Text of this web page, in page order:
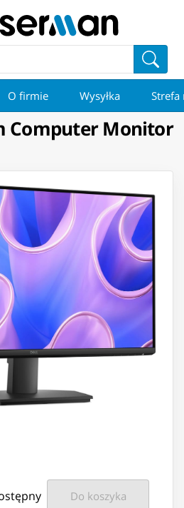
O firmie Wysyłka Strefa
Computer Monitor
Do koszyka